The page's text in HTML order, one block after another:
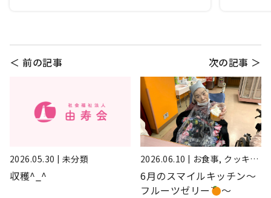
＜ 前の記事
2026.05.30 | 未分類
収穫^_^
次の記事 ＞
2026.06.10 | お食事, クッキン
6月のスマイルキッチン～
フルーツゼリー
～